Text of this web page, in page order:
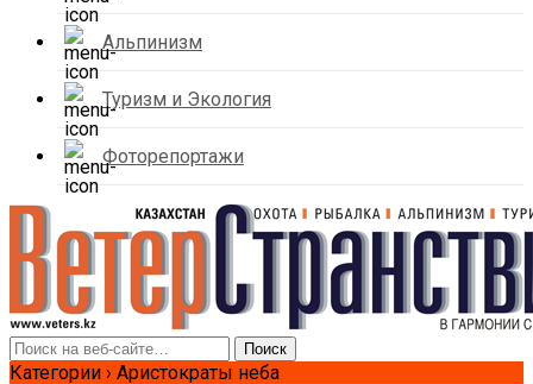
Альпинизм
Туризм и Экология
Фоторепортажи
Категории › Аристократы неба